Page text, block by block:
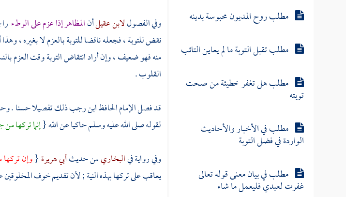
مطلب روح المديون محبوسة بدينه
مطلب تقبل التوبة ما لم يعاين التائب
مطلب هل تغفر خطيئة من صحت
توبته
مطلب في الأخبار والأحاديث
الواردة في فضل التوبة
مطلب في بيان معنى قوله تعالى
غفرت لعبدي فليعمل ما شاء
وفي الفصوللابن عقيلأنالمظاهر إذا عزم على الوطء
نقض للتوبة ، فجعله ناقضا للتوبة بالعزم لا بغيره ،
منه فهو ضعيف ، وإن أراد انتقاض التوبة وقت العزم
القلوب .
قد فصل الإمام الحافظابن رجبذلك تفصيلا حسنا .
لقوله صلى الله عليه وسلم حاكيا عن الله {إنما تركها
وفي رواية فيالبخاريمن حديثأبي هريرة{وإن
يعاقب على تركها بهذه النية ; لأن تقديم خوف